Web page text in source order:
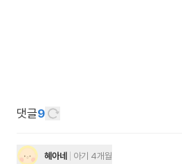
댓글9
혜아네 아기 4개월